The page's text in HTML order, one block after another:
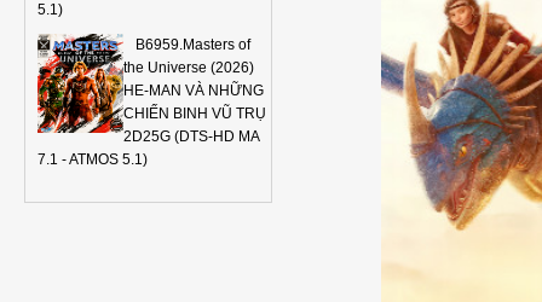
5.1)
B6959.Masters of
the Universe (2026)
HE-MAN VÀ NHỮNG
CHIẾN BINH VŨ TRỤ
2D25G (DTS-HD MA
7.1 - ATMOS 5.1)